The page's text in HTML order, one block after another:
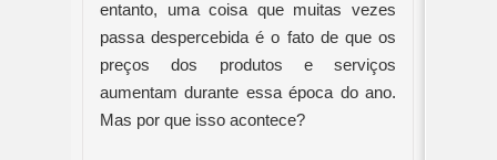
entanto, uma coisa que muitas vezes
passa despercebida é o fato de que os
preços dos produtos e serviços
aumentam durante essa época do ano.
Mas por que isso acontece?